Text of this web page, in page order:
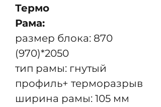
Термо
Рама:
размер блока: 870
(970)*2050
тип рамы: гнутый
профиль+ терморазрыв
ширина рамы: 105 мм